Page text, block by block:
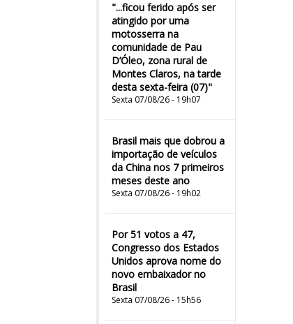
"...ficou ferido após ser
atingido por uma
motosserra na
comunidade de Pau
D’Óleo, zona rural de
Montes Claros, na tarde
desta sexta-feira (07)"
Sexta 07/08/26 - 19h07
Brasil mais que dobrou a
importação de veículos
da China nos 7 primeiros
meses deste ano
Sexta 07/08/26 - 19h02
Por 51 votos a 47,
Congresso dos Estados
Unidos aprova nome do
novo embaixador no
Brasil
Sexta 07/08/26 - 15h56